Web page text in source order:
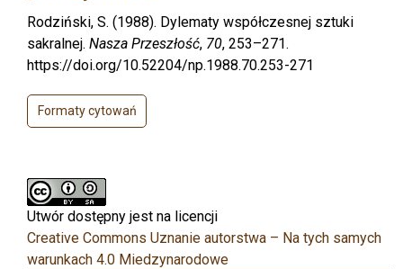
Rodziński, S. (1988). Dylematy współczesnej sztuki
sakralnej. Nasza Przeszłość, 70, 253–271.
https://doi.org/10.52204/np.1988.70.253-271
Formaty cytowań
Utwór dostępny jest na licencji
Creative Commons Uznanie autorstwa – Na tych samych
warunkach 4.0 Miedzynarodowe